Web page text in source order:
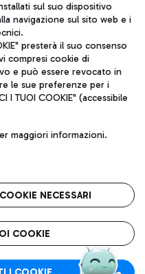
l'aeroporto
con il servizio di taxi a
gustosa in aeroporto
a direzione e
di Roma 13032990155 P.
1 - 00054 Fiumicino (RM)
legali
stellato
sul suo dispositivo
navigazione sul sito web e i
presterà il suo consenso
compresi cookie di
e può essere revocato in
le sue preferenze per i
I TUOI COOKIE" (accessibile
maggiori informazioni.
NECESSARI
COOKIE